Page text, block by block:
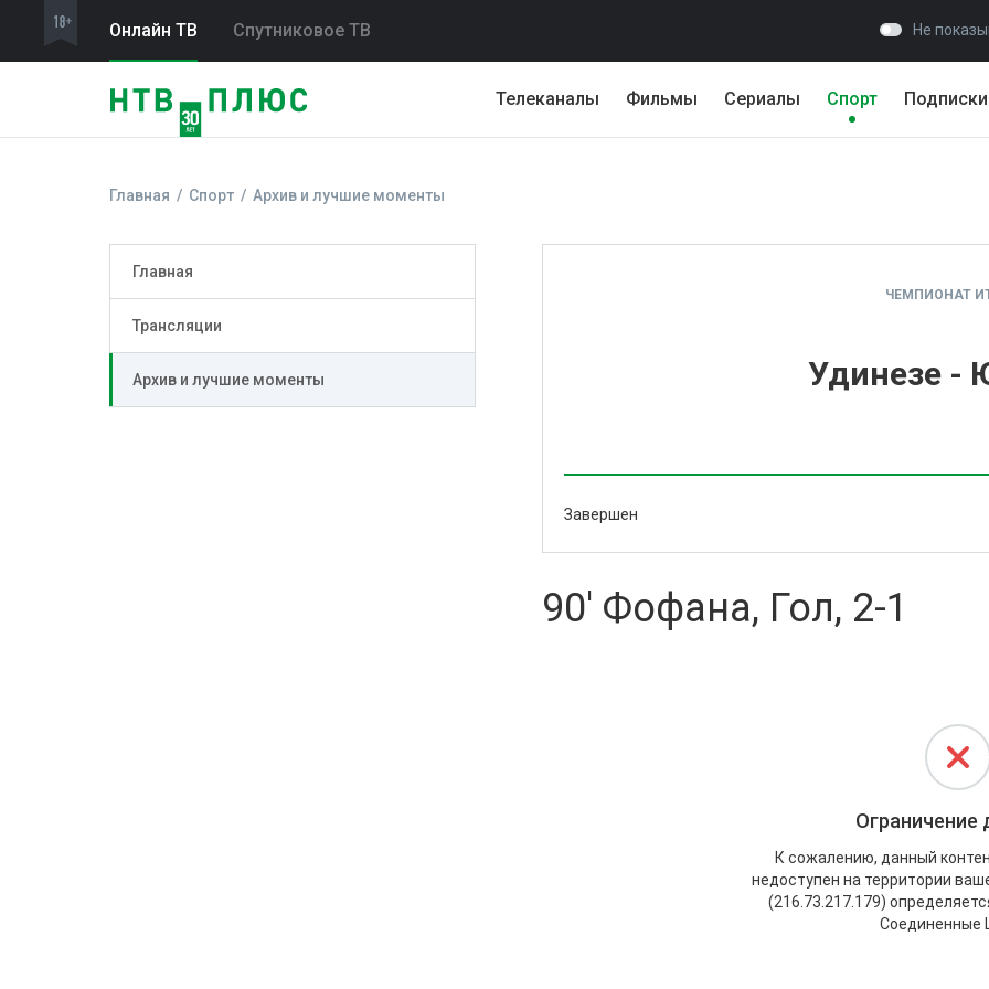
Онлайн ТВ Спутниковое ТВ Не
Телеканалы Фильмы Сериалы Спорт Подписки
Главная Спорт Архив и лучшие моменты
Главная
Трансляции
Архив и лучшие моменты
ЧЕМПИОНАТ
Удинезе -
Завершен
90' Фофана, Гол, 2-1